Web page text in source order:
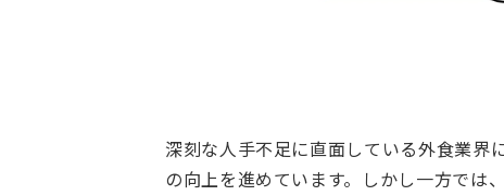
深刻な人手不足に直面している外食業界
の向上を進めています。しかし一方では